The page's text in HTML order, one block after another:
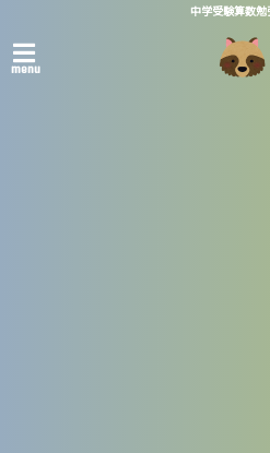
中学受験算数勉
menu